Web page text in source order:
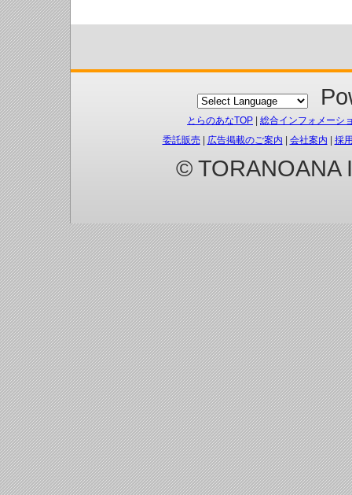
とらのあなTOP
総合インフォメーシ
委託販売| 広告掲載のご案内 会社案内 採
© TORANOANA